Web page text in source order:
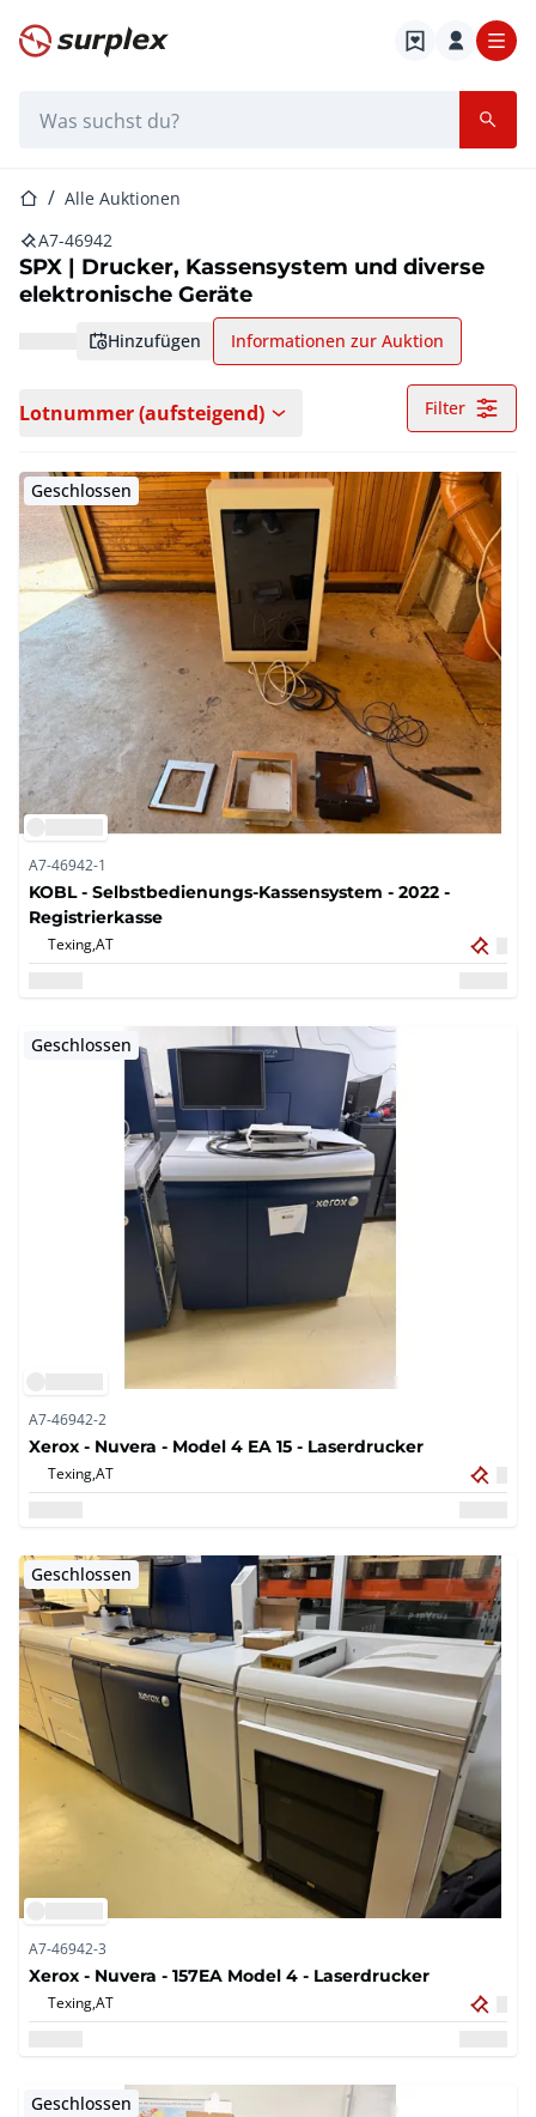
Startseite
StartseiteAlle Auktionen
A7-46942
SPX | Drucker, Kassensystem und diverse
elektronische Geräte
hinzufügen Informationen zur Auktion
Lotnummer (aufsteigend) Filter
Geschlossen
A7-46942-1
KOBL - Selbstbedienungs-Kassensystem - 2022 -
Registrierkasse
Texing,AT
Geschlossen
A7-46942-2
Xerox - Nuvera - Model 4 EA 15 - Laserdrucker
Texing,AT
Geschlossen
A7-46942-3
Xerox - Nuvera - 157EA Model 4 - Laserdrucker
Texing,AT
Geschlossen